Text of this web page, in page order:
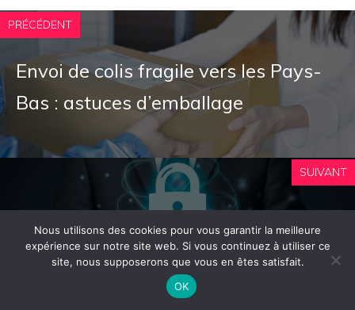
PRÉCÉDENT
Envoi de colis fragile vers les Pays-
Bas : astuces d’emballage
SUIVANT
Formation cybersécurité nexa :
boostez votre carrière avec une
expertise recherchée en 2026
Nous utilisons des cookies pour vous garantir la meilleure
expérience sur notre site web. Si vous continuez à utiliser ce
site, nous supposerons que vous en êtes satisfait.
OK